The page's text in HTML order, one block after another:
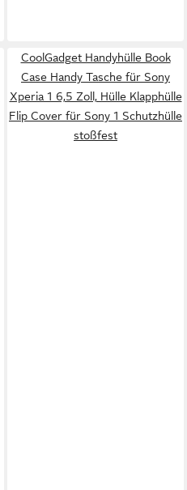
CoolGadget Handyhülle Book
Case Handy Tasche für Sony
Xperia 1 6,5 Zoll, Hülle Klapphülle
Flip Cover für Sony 1 Schutzhülle
stoßfest